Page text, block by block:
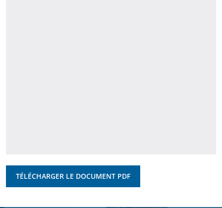
TÉLÉCHARGER LE DOCUMENT PDF